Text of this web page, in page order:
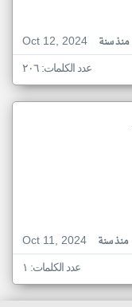
Oct 12, 2024
منذ سنة
عدد الكلمات: ٢٠٦
Oct 11, 2024
منذ سنة
عدد الكلمات: ١